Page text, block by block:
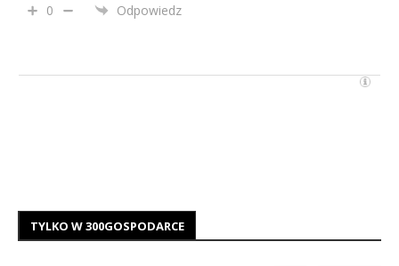
0 Odpowiedz
TYLKO W 300GOSPODARCE